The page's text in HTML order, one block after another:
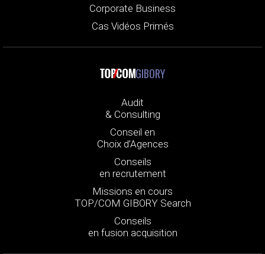
Corporate Business
Cas Vidéos Primés
GIBORY
Audit
& Consulting
Conseil en
Choix d’Agences
Conseils
en recrutement
Missions en cours
TOP/COM GIBORY Search
Conseils
en fusion acquisition